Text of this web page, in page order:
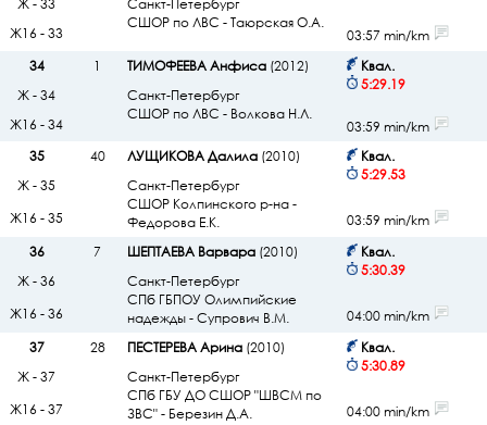
Санкт-Петербург
СШОР по ЛВС - Таюрская О.А.
Ж - 33
Ж16 - 33
03:57 min/km
34
1 ТИМОФЕЕВА Анфиса(2012)
Санкт-Петербург
СШОР по ЛВС - Волкова Н.Л.
Квал.
5:29.19
Ж - 34
Ж16 - 34
03:59 min/km
35
40 ЛУЩИКОВА Далила(2010)
Санкт-Петербург
СШОР Колпинского р-на -
Федорова Е.К.
Квал.
5:29.53
Ж - 35
Ж16 - 35
03:59 min/km
36
7 ШЕПТАЕВА Варвара(2010)
Санкт-Петербург
СПб ГБПОУ Олимпийские
надежды - Супрович В.М.
Квал.
5:30.39
Ж - 36
Ж16 - 36
04:00 min/km
37
28 ПЕСТЕРЕВА Арина(2010)
Санкт-Петербург
СПб ГБУ ДО СШОР "ШВСМ по
ЗВС" - Березин Д.А.
Квал.
5:30.89
Ж - 37
Ж16 - 37
04:00 min/km